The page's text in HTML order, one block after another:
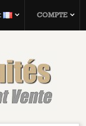
COMPTE